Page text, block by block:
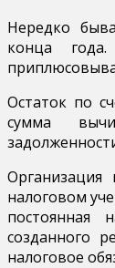
Нередко
конца
Остаток по
сумма
налоговом
постоянная
созданного
налоговое